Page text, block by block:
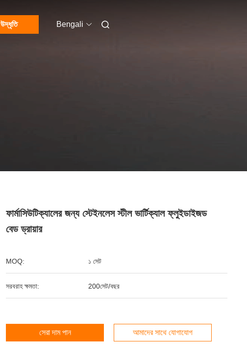
উদ্ধৃতি Bengali
ফার্মাসিউটিক্যালের জন্য স্টেইনলেস স্টীল ভার্টিক্যাল ফ্লুইডাইজড
বেড ড্রায়ার
MOQ: ১ সেট
সরবরাহ ক্ষমতা: 200সেট/বছর
সেরা দাম পান আমাদের সাথে যোগাযোগ